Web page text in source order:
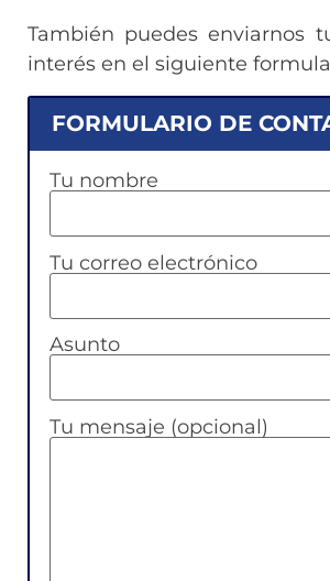
También puedes enviarnos
interés en el siguiente
FORMULARIO DE
Tu nombre
Tu correo electrónico
Asunto
Tu mensaje (opcional)